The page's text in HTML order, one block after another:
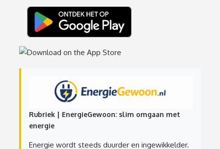
Rubriek | EnergieGewoon: slim omgaan met
energie
Energie wordt steeds duurder en ingewikkelder.